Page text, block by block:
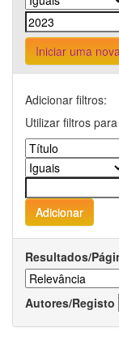
Iniciar uma
Adicionar filtros:
Utilizar filtros
Resultados/
Autores/Registo